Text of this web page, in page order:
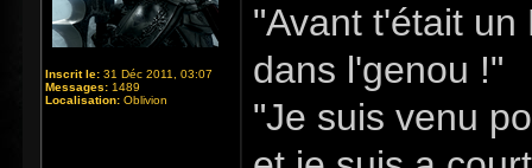
Inscrit le: 31 Déc 2011, 03:07
Messages: 1489
Localisation: Oblivion
"Avant t'était
dans l'genou !"
"Je suis venu